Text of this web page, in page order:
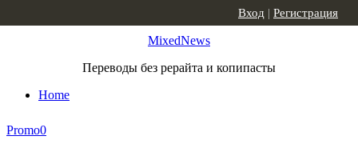
MixedNews
Переводы без рерайта и копипасты
Home
Вход | Регистрация
Promo0